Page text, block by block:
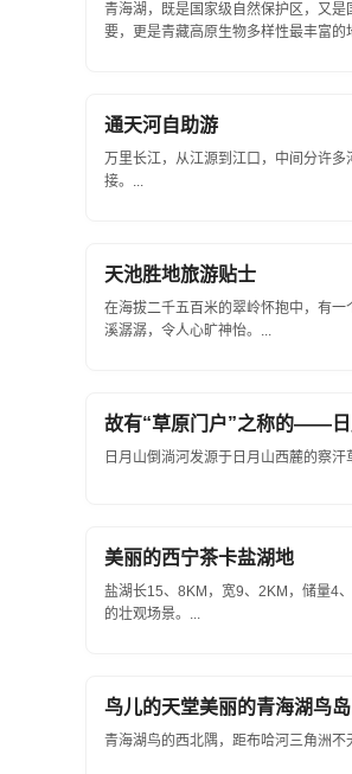
青海湖，既是国家级自然保护区，又
要，更是青藏高原生物多样性最丰富的
通天河自助游
万里长江，从江源到江口，中间分许
接。...
天池胜地旅游贴士
在海拔二千五百米的翠岭怀抱中，有
溪潺潺，令人心旷神怡。...
故有“草原门户”之称的——日
日月山倒淌河发源于日月山西麓的察
美丽的西宁茶卡盐湖地
盐湖长15、8KM，宽9、2KM，储量4
的壮观场景。...
鸟儿的天堂美丽的青海湖鸟岛
青海湖鸟的西北隅，距布哈河三角洲